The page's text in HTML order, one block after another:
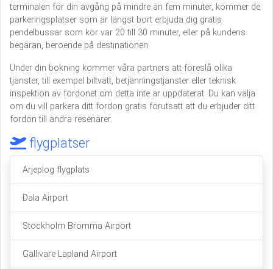
terminalen för din avgång på mindre än fem minuter, kommer de
parkeringsplatser som är längst bort erbjuda dig gratis
pendelbussar som kör var 20 till 30 minuter, eller på kundens
begäran, beroende på destinationen.
Under din bokning kommer våra partners att föreslå olika
tjänster, till exempel biltvätt, betjänningstjänster eller teknisk
inspektion av fordonet om detta inte är uppdaterat. Du kan välja
om du vill parkera ditt fordon gratis förutsatt att du erbjuder ditt
fordon till andra resenärer.
flygplatser
Arjeplog flygplats
Dala Airport
Stockholm Bromma Airport
Gällivare Lapland Airport